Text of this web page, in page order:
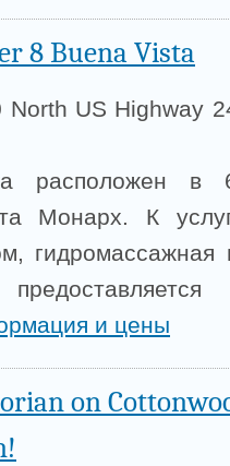
8 Buena Vista
North US Highway
расположен в
Монарх. К
гидромассажная
и цены
on